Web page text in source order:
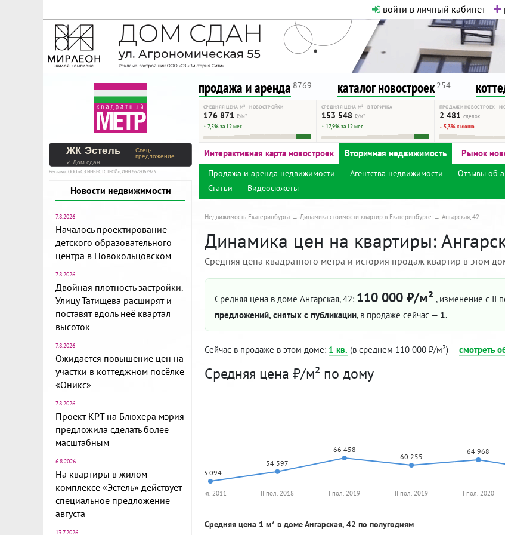
войти в личный кабинет
На Метре реклама - только нормальная. Никакого шок-
Помогайте независимому ресурсу, как он помогает вам.
продажа и аренда 8769 каталог новостроек 254
СРЕДНЯЯ ЦЕНА М² · НОВОСТРОЙКИ
176 871 ₽/м²
↑ 7,5% за 12 мес.
СРЕДНЯЯ ЦЕНА М² · ВТОРИЧКА
153 548 ₽/м²
↑ 17,9% за 12 мес.
ПРОДАЖИ НОВОСТРОЕК ·
2 481 сделок
↓ 5,3% к июню
ЖК Эстель
✓ Дом сдан
Спец-
предложение
→
Реклама. ООО «СЗ ИНВЕСТСТРОЙ», ИНН 6678067973
Новости недвижимости
7.8.2026
Началось проектирование
детского образовательного
центра в Новокольцовском
7.8.2026
Двойная плотность застройки.
Улицу Татищева расширят и
поставят вдоль неё квартал
высоток
7.8.2026
Ожидается повышение цен на
участки в коттеджном посёлке
«Оникс»
7.8.2026
Проект КРТ на Блюхера мэрия
предложила сделать более
масштабным
6.8.2026
На квартиры в жилом
комплексе «Эстель» действует
специальное предложение
августа
13.7.2026
Интерактивная карта новостроек Вторичная недвижимость Рынок
Продажа и аренда недвижимости Агентства недвижимости Отзывы об
Статьи
Видеосюжеты
Недвижимость Екатеринбурга Динамика стоимости квартир в Екатеринбурге Ангарская, 42
Динамика цен на квартиры:
Средняя цена квадратного метра и история продаж квартир в этом
Средняя цена в доме Ангарская, 42: 110 000 ₽/м² , изменение с II
предложений, снятых с публикации, в продаже сейчас — 1.
Сейчас в продаже в этом доме: 1 кв. (в среднем 110 000 ₽/м²) — смотреть
Средняя цена ₽/м² по дому
46 094
54 597
66 458
60 255
64 968
I пол. 2011 II пол. 2018 I пол. 2019 II пол. 2019 I пол. 2020
Средняя цена 1 м² в доме Ангарская, 42 по полугодиям